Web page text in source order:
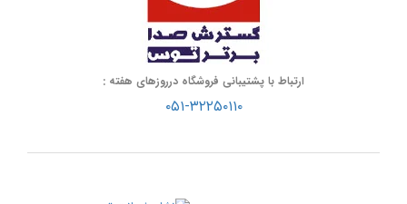
ارتباط با پشتیبانی فروشگاه درروزهای هفته :
۰۵۱-۳۲۲۵۰۱۱۰